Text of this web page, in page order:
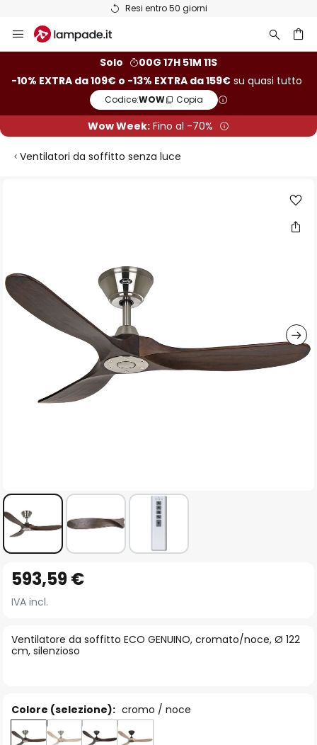
Resi entro 50 giorni
Salta
al
Solo
00G 17H 51M 11S
-10% EXTRA da 109€ o -13% EXTRA da 159€ su quasi tutto
Codice:WOW Copia
Wow Week: Fino al -70%
Ventilatori da soffitto senza luce
di
immagini
all'inizio
della
immagini
Ventilatore da soffitto ECO GENUINO, cromato/noce, Ø 122
cm, silenzioso
593,59 €
IVA incl.
Colore (selezione): cromo / noce